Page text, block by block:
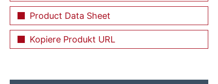
Product Data Sheet
Kopiere Produkt URL